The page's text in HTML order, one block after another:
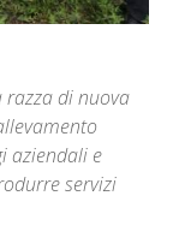
razza di nuova
aziendali e
servizi